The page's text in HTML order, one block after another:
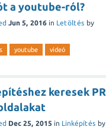
a youtube-ról?
Jun 5, 2016 in Letöltés by
youtube videó
keresek PR
Dec 25, 2015 in Linképítés by